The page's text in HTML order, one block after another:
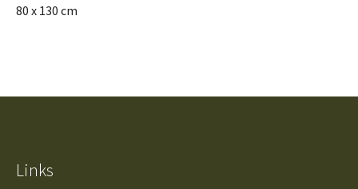
80 x 130 cm
Links